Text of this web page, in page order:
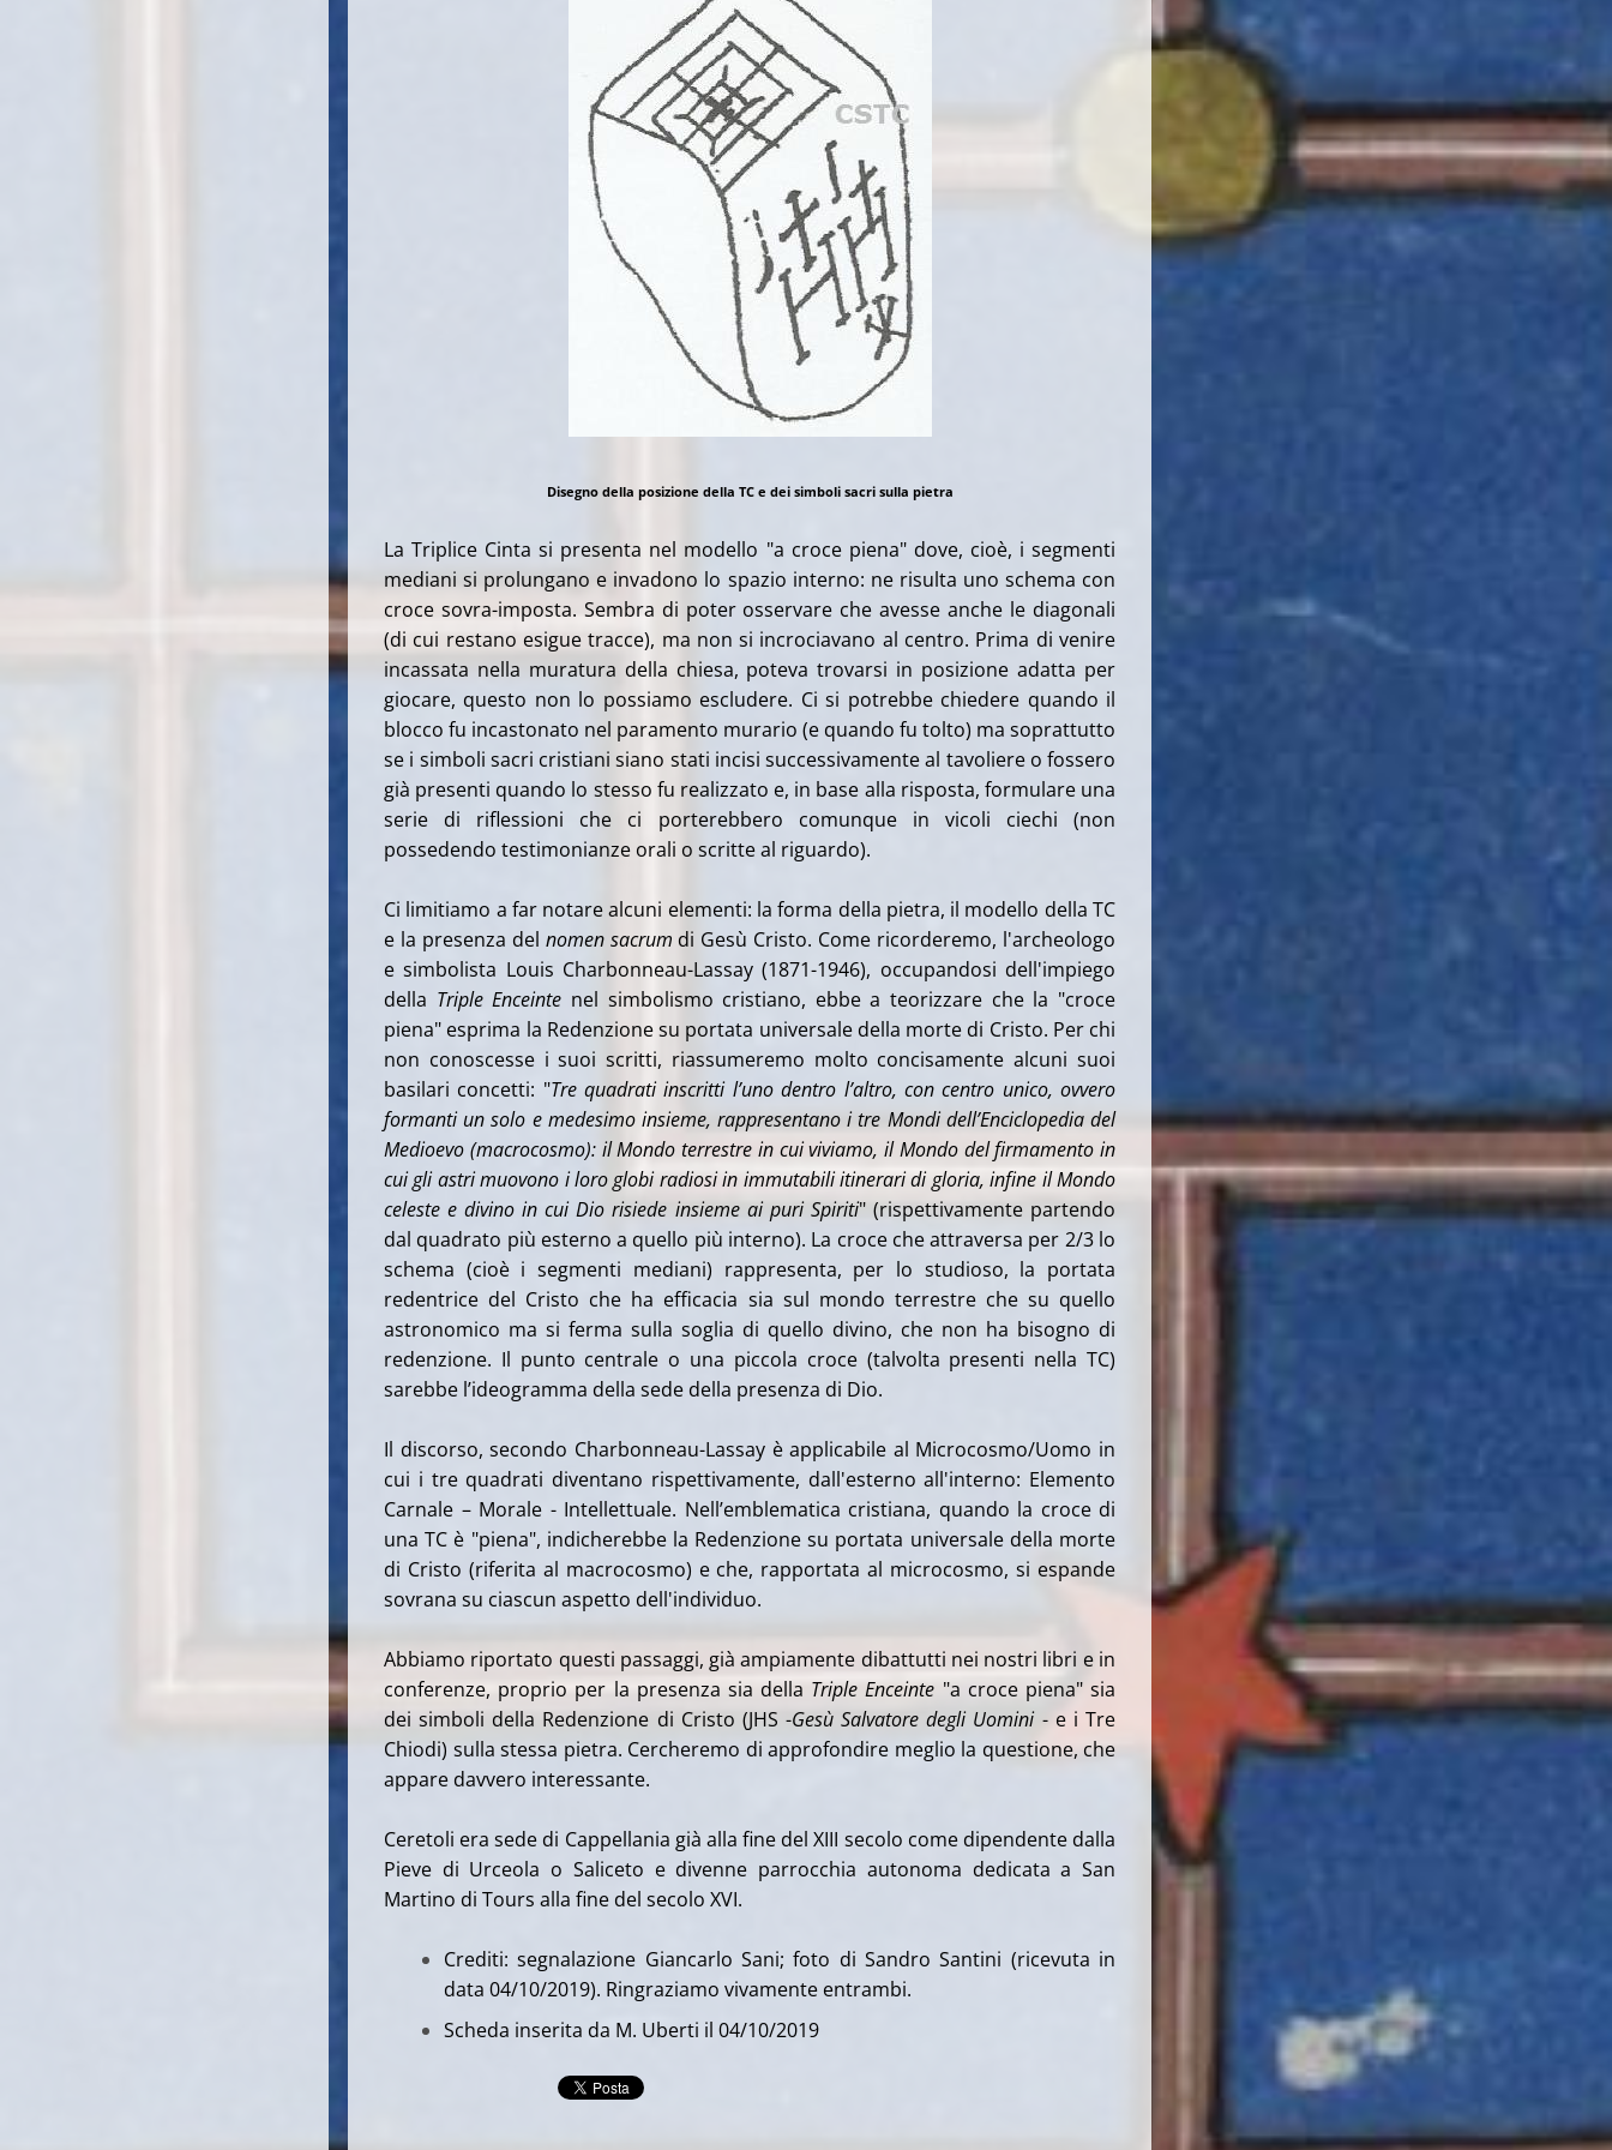
Disegno della posizione della TC e dei simboli sacri sulla pietra
La Triplice Cinta si presenta nel modello "a croce piena" dove, cioè, i segmenti
mediani si prolungano e invadono lo spazio interno: ne risulta uno schema con
croce sovra-imposta. Sembra di poter osservare che avesse anche le diagonali
(di cui restano esigue tracce), ma non si incrociavano al centro. Prima di venire
incassata nella muratura della chiesa, poteva trovarsi in posizione adatta per
giocare, questo non lo possiamo escludere. Ci si potrebbe chiedere quando il
blocco fu incastonato nel paramento murario (e quando fu tolto) ma soprattutto
se i simboli sacri cristiani siano stati incisi successivamente al tavoliere o fossero
già presenti quando lo stesso fu realizzato e, in base alla risposta, formulare una
serie di riflessioni che ci porterebbero comunque in vicoli ciechi (non
possedendo testimonianze orali o scritte al riguardo).
Ci limitiamo a far notare alcuni elementi: la forma della pietra, il modello della TC
e la presenza del nomen sacrum di Gesù Cristo. Come ricorderemo, l'archeologo
e simbolista Louis Charbonneau-Lassay (1871-1946), occupandosi dell'impiego
della Triple Enceinte nel simbolismo cristiano, ebbe a teorizzare che la "croce
piena" esprima la Redenzione su portata universale della morte di Cristo. Per chi
non conoscesse i suoi scritti, riassumeremo molto concisamente alcuni suoi
basilari concetti: "Tre quadrati inscritti l’uno dentro l’altro, con centro unico, ovvero
formanti un solo e medesimo insieme, rappresentano i tre Mondi dell’Enciclopedia del
Medioevo (macrocosmo): il Mondo terrestre in cui viviamo, il Mondo del firmamento in
cui gli astri muovono i loro globi radiosi in immutabili itinerari di gloria, infine il Mondo
celeste e divino in cui Dio risiede insieme ai puri Spiriti" (rispettivamente partendo
dal quadrato più esterno a quello più interno). La croce che attraversa per 2/3 lo
schema (cioè i segmenti mediani) rappresenta, per lo studioso, la portata
redentrice del Cristo che ha efficacia sia sul mondo terrestre che su quello
astronomico ma si ferma sulla soglia di quello divino, che non ha bisogno di
redenzione. Il punto centrale o una piccola croce (talvolta presenti nella TC)
sarebbe l’ideogramma della sede della presenza di Dio.
Il discorso, secondo Charbonneau-Lassay è applicabile al Microcosmo/Uomo in
cui i tre quadrati diventano rispettivamente, dall'esterno all'interno: Elemento
Carnale – Morale - Intellettuale. Nell’emblematica cristiana, quando la croce di
una TC è "piena", indicherebbe la Redenzione su portata universale della morte
di Cristo (riferita al macrocosmo) e che, rapportata al microcosmo, si espande
sovrana su ciascun aspetto dell'individuo.
Abbiamo riportato questi passaggi, già ampiamente dibattutti nei nostri libri e in
conferenze, proprio per la presenza sia della Triple Enceinte "a croce piena" sia
dei simboli della Redenzione di Cristo (JHS -Gesù Salvatore degli Uomini- e i Tre
Chiodi) sulla stessa pietra. Cercheremo di approfondire meglio la questione, che
appare davvero interessante.
Ceretoli era sede di Cappellania già alla fine del XIII secolo come dipendente dalla
Pieve di Urceola o Saliceto e divenne parrocchia autonoma dedicata a San
Martino di Tours alla fine del secolo XVI.
Crediti: segnalazione Giancarlo Sani; foto di Sandro Santini (ricevuta in
data 04/10/2019). Ringraziamo vivamente entrambi.
Scheda inserita da M. Uberti il 04/10/2019